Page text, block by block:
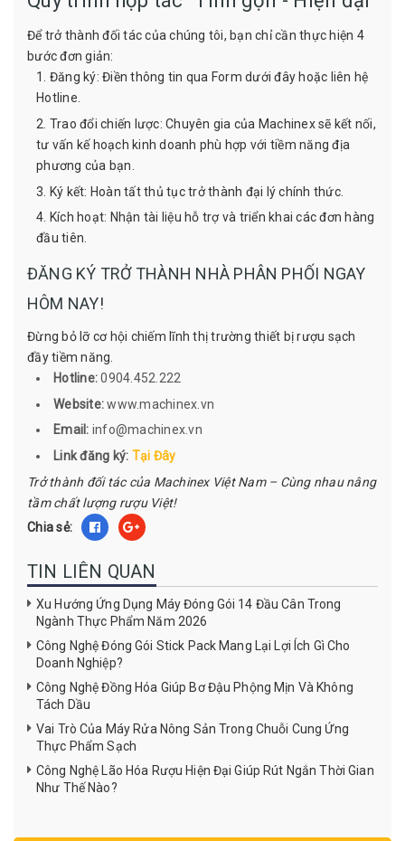
Để trở thành đối tác của chúng tôi, bạn chỉ cần thực hiện 4
bước đơn giản:
Đăng ký: Điền thông tin qua Form dưới đây hoặc liên hệ
Hotline.
Trao đổi chiến lược: Chuyên gia của Machinex sẽ kết nối,
tư vấn kế hoạch kinh doanh phù hợp với tiềm năng địa
phương của bạn.
Ký kết: Hoàn tất thủ tục trở thành đại lý chính thức.
Kích hoạt: Nhận tài liệu hỗ trợ và triển khai các đơn hàng
đầu tiên.
ĐĂNG KÝ TRỞ THÀNH NHÀ PHÂN PHỐI NGAY
HÔM NAY!
Đừng bỏ lỡ cơ hội chiếm lĩnh thị trường thiết bị rượu sạch
đầy tiềm năng.
Hotline:0904.452.222
Website:www.machinex.vn
Email: info@machinex.vn
Link đăng ký: Tại Đây
Trở thành đối tác của Machinex Việt Nam – Cùng nhau nâng
tầm chất lượng rượu Việt!
Chia sẻ:
TIN LIÊN QUAN
Xu Hướng Ứng Dụng Máy Đóng Gói 14 Đầu Cân Trong
Ngành Thực Phẩm Năm 2026
Công Nghệ Đóng Gói Stick Pack Mang Lại Lợi Ích Gì Cho
Doanh Nghiệp?
Công Nghệ Đồng Hóa Giúp Bơ Đậu Phộng Mịn Và Không
Tách Dầu
Vai Trò Của Máy Rửa Nông Sản Trong Chuỗi Cung Ứng
Thực Phẩm Sạch
Công Nghệ Lão Hóa Rượu Hiện Đại Giúp Rút Ngắn Thời Gian
Như Thế Nào?